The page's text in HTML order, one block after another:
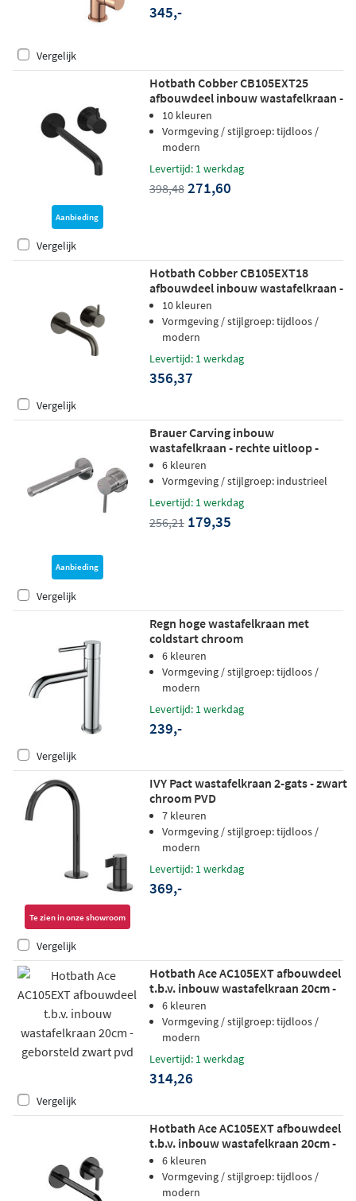
345,-
Vergelijk
Aanbieding
Hotbath Cobber CB105EXT25
afbouwdeel inbouw wastafelkraan -
25cm uitloop - Geborsteld zwart PVD
10 kleuren
Vormgeving / stijlgroep: tijdloos /
modern
Levertijd: 1 werkdag
398,48 271,60
Vergelijk
Hotbath Cobber CB105EXT18
afbouwdeel inbouw wastafelkraan -
18cm uitloop - verouderd ijzer
10 kleuren
Vormgeving / stijlgroep: tijdloos /
modern
Levertijd: 1 werkdag
356,37
Vergelijk
Aanbieding
Brauer Carving inbouw
wastafelkraan - rechte uitloop -
rozetten - hendel 1 rechts - chroom
6 kleuren
Vormgeving / stijlgroep: industrieel
Levertijd: 1 werkdag
256,21 179,35
Vergelijk
Regn hoge wastafelkraan met
coldstart chroom
6 kleuren
Vormgeving / stijlgroep: tijdloos /
modern
Levertijd: 1 werkdag
239,-
Vergelijk
Te zien in onze showroom
IVY Pact wastafelkraan 2-gats - zwart
chroom PVD
7 kleuren
Vormgeving / stijlgroep: tijdloos /
modern
Levertijd: 1 werkdag
369,-
Vergelijk
Hotbath Ace AC105EXT afbouwdeel
t.b.v. inbouw wastafelkraan 20cm -
geborsteld zwart pvd
6 kleuren
Vormgeving / stijlgroep: tijdloos /
modern
Levertijd: 1 werkdag
314,26
Vergelijk
Hotbath Ace AC105EXT afbouwdeel
t.b.v. inbouw wastafelkraan 20cm -
gepolijst zwart pvd
6 kleuren
Vormgeving / stijlgroep: tijdloos /
modern